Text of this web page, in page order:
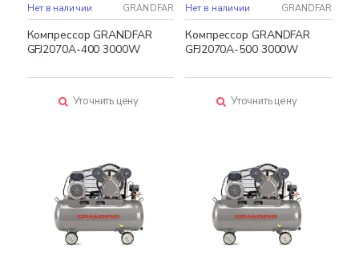
Нет в наличии GRANDFAR
Компрессор GRANDFAR
GFJ2070A-400 3000W
Уточнить цену
Нет в наличии GRANDFAR
Компрессор GRANDFAR
GFJ2070A-500 3000W
Уточнить цену